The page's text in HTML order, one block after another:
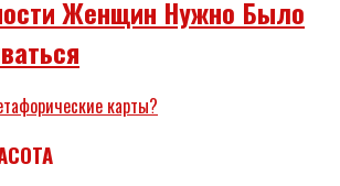
Женщин Нужно Было